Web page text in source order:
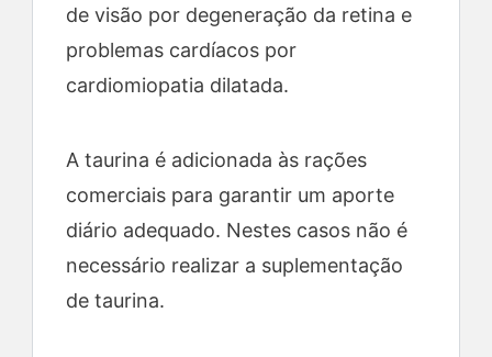
de visão por degeneração da retina e
problemas cardíacos por
cardiomiopatia dilatada.
A taurina é adicionada às rações
comerciais para garantir um aporte
diário adequado. Nestes casos não é
necessário realizar a suplementação
de taurina.